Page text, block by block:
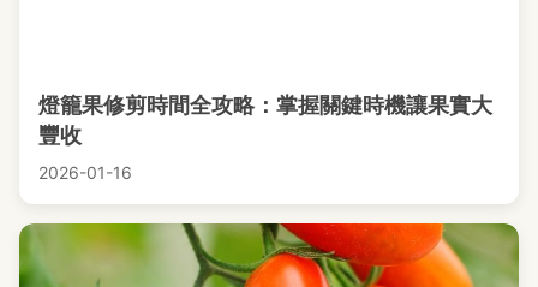
燈籠果修剪時間全攻略：掌握關鍵時機讓果實大
豐收
2026-01-16